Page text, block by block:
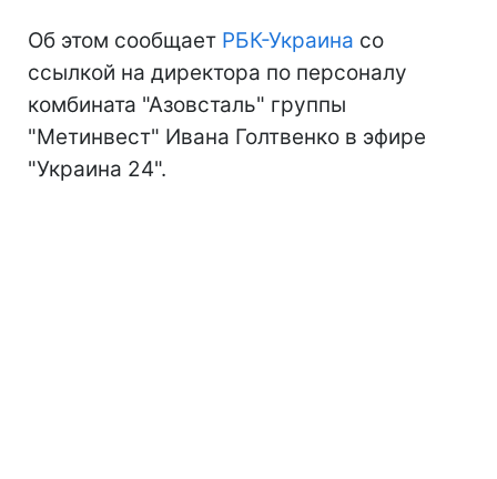
Об этом сообщает РБК-Украина со
ссылкой на директора по персоналу
комбината "Азовсталь" группы
"Метинвест" Ивана Голтвенко в эфире
"Украина 24".